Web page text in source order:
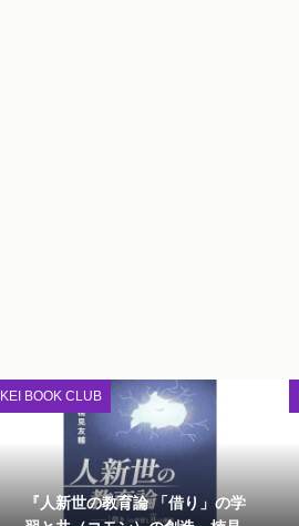
KEI BOOK CLUB
『人新世の教育論 「借り」の学